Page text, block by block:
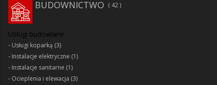
BUDOWNICTWO 42
Usługi budowlane
Usługi koparką (3)
Instalacje elektryczne (1)
Instalacje sanitarne (1)
Ocieplenia i elewacja (3)